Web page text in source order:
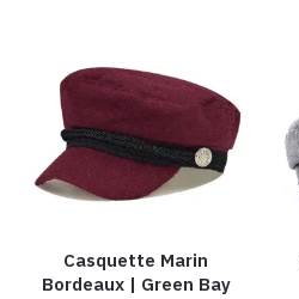
Casquette Marin
Bordeaux | Green Bay